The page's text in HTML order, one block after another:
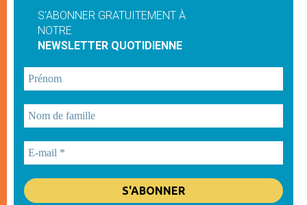
S'ABONNER GRATUITEMENT À
NOTRE
NEWSLETTER QUOTIDIENNE